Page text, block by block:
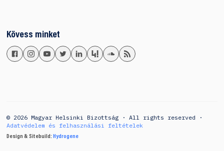
Kövess minket
© 2026 Magyar Helsinki Bizottság · All rights reserved ·
Adatvédelem és felhasználási feltételek
Design & Sitebuild: Hydrogene